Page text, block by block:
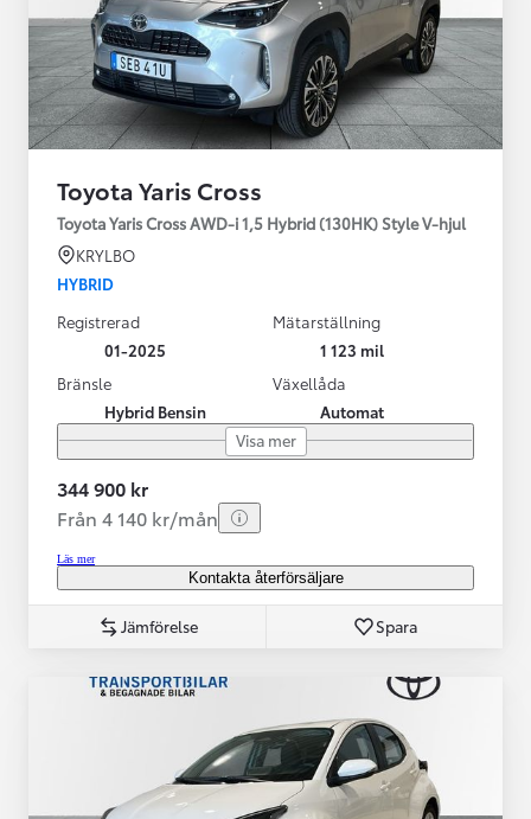
Toyota Yaris Cross
Toyota Yaris Cross AWD-i 1,5 Hybrid (130HK) Style V-hjul
KRYLBO
HYBRID
Registrerad
01-2025
Mätarställning
1 123 mil
Bränsle
Hybrid Bensin
Växellåda
Automat
Visa mer
344 900 kr
Från 4 140 kr/mån
Läs mer
Kontakta återförsäljare
Jämförelse Spara